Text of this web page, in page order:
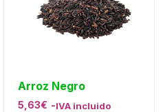
Arroz Negro
5,63€ -IVA incluido